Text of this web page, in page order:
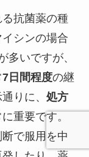
抗菌薬の種
シンの場合
多いですが、
7日間程度の継
りに、 処方
重要です。
で服用を中